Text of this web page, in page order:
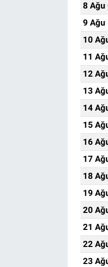
8 Ağu
9 Ağu
10
11
12
13
14
15
16
17
18
19
20
21
22
23